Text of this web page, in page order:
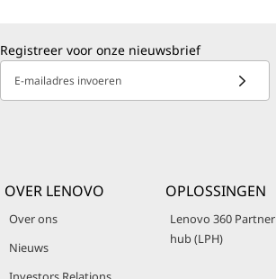
Registreer voor onze nieuwsbrief
E-mailadres invoeren
OVER LENOVO
Over ons
Nieuws
OPLOSSINGEN
Lenovo 360 Partner
hub (LPH)